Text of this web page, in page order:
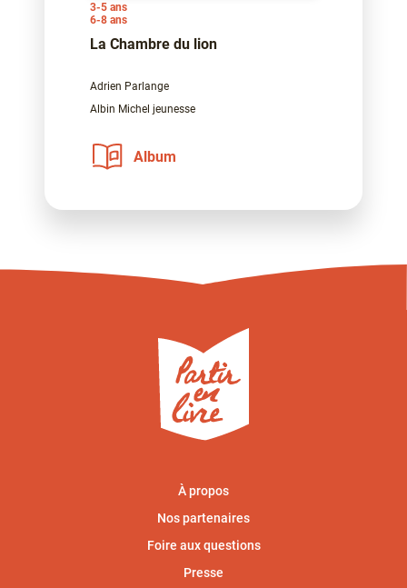
3-5 ans
6-8 ans
La Chambre du lion
Adrien Parlange
Albin Michel jeunesse
Album
À propos
Nos partenaires
Foire aux questions
Presse